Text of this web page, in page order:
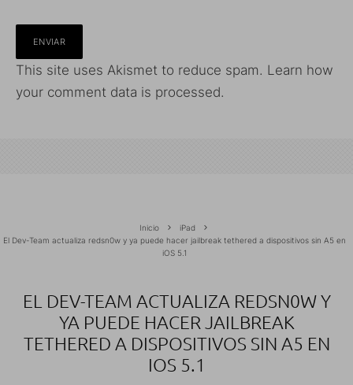
This site uses Akismet to reduce spam. Learn how
your comment data is processed.
Inicio
iPad
El Dev-Team actualiza redsn0w y ya puede hacer jailbreak tethered a dispositivos sin A5 en
iOS 5.1
EL DEV-TEAM ACTUALIZA REDSN0W Y
YA PUEDE HACER JAILBREAK
TETHERED A DISPOSITIVOS SIN A5 EN
IOS 5.1